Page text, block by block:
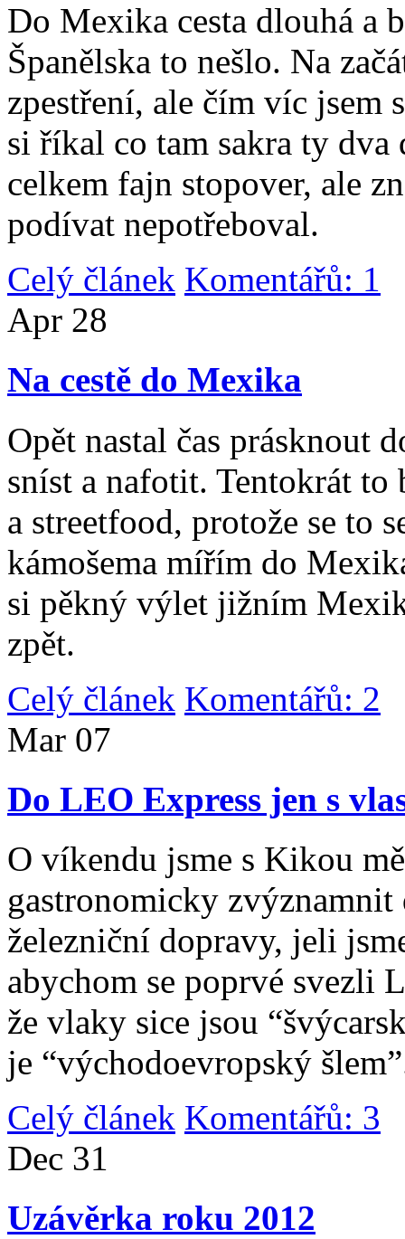
Do Mexika cesta dlouhá a
Španělska to nešlo. Na
zpestření, ale čím víc jsem
si říkal co tam sakra ty
celkem fajn stopover, ale
podívat nepotřeboval.
Celý článek Komentářů: 1
Apr 28
Na cestě do Mexika
Opět nastal čas prásknout
sníst a nafotit. Tentokrát
a streetfood, protože se to
kámošema mířím do
si pěkný výlet jižním
zpět.
Celý článek Komentářů: 2
Mar 07
Do LEO Express jen s
O víkendu jsme s Kikou
gastronomicky
železniční dopravy, jeli
abychom se poprvé svezli
že vlaky sice jsou
je “východoevropský
Celý článek Komentářů: 3
Dec 31
Uzávěrka roku 2012